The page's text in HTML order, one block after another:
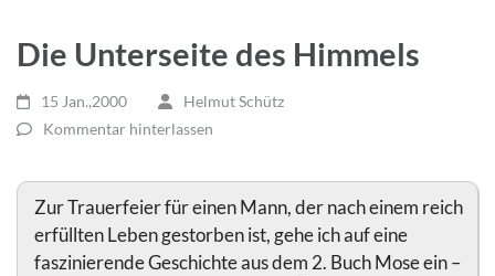
Die Unterseite des Himmels
15 Jan.,2000
Helmut Schütz
Kommentar hinterlassen
Zur Trauerfeier für einen Mann, der nach einem reich
erfüllten Leben gestorben ist, gehe ich auf eine
faszinierende Geschichte aus dem 2. Buch Mose ein –